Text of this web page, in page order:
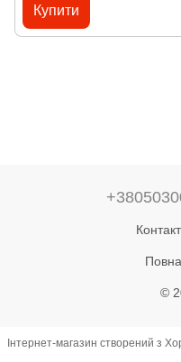
Купити
©
Інтернет-магазин створений з